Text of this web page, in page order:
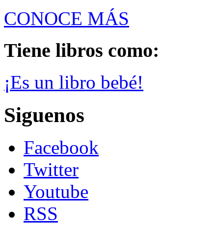
CONOCE MÁS
Tiene libros como:
¡Es un libro bebé!
Siguenos
Facebook
Twitter
Youtube
RSS